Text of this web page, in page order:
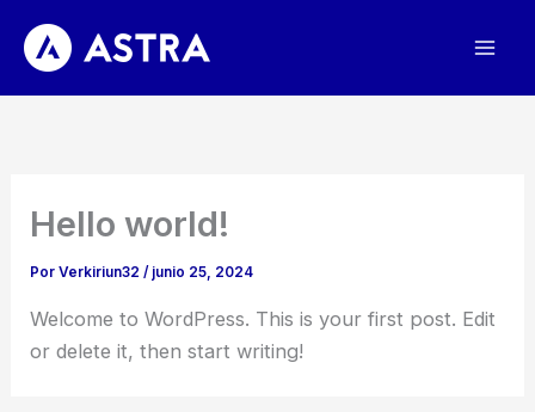
contenido
Hello world!
PorVerkiriun32/ junio 25, 2024
Welcome to WordPress. This is your first post. Edit
or delete it, then start writing!